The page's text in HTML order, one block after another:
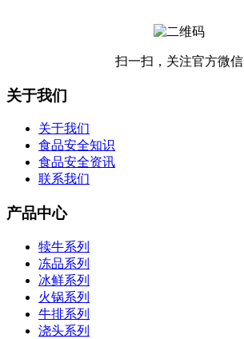
扫一扫，关注官方微信
关于我们
关于我们
食品安全知识
食品安全资讯
联系我们
产品中心
犊牛系列
冻品系列
冰鲜系列
火锅系列
牛排系列
浇头系列